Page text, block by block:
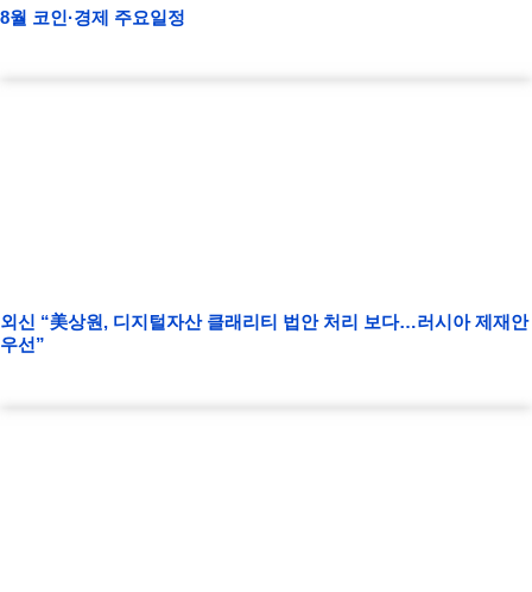
8월 코인·경제 주요일정
외신 “美상원, 디지털자산 클래리티 법안 처리 보다…러시아 제재안
우선”